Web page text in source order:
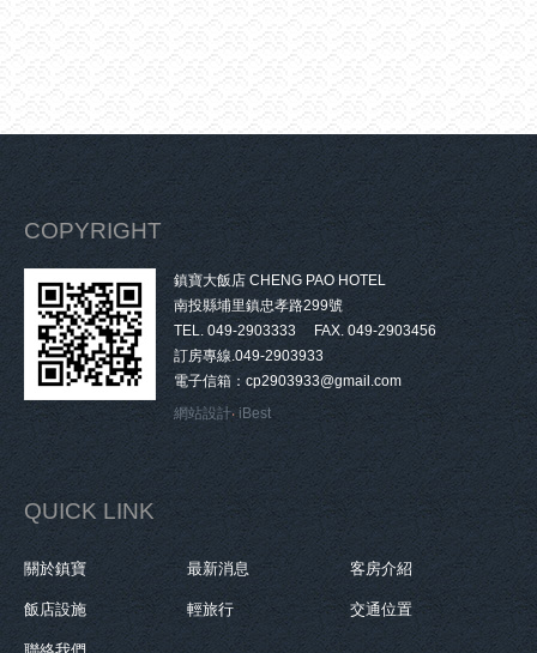
COPYRIGHT
鎮寶大飯店 CHENG PAO HOTEL
南投縣埔里鎮忠孝路299號
TEL. 049-2903333 FAX. 049-2903456
訂房專線.049-2903933
電子信箱：cp2903933@gmail.com
網站設計‧ iBest
QUICK LINK
關於鎮寶 最新消息 客房介紹
飯店設施 輕旅行 交通位置